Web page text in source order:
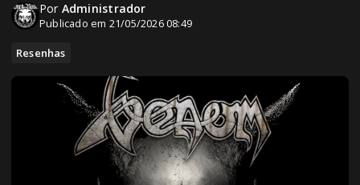
Por Administrador
Publicado em 21/05/2026 08:49
Resenhas